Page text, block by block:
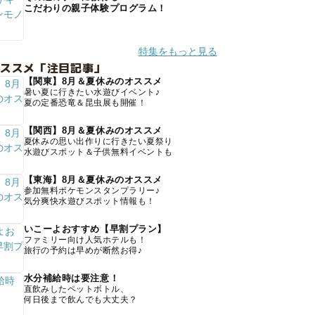
こだわりの親子体験プログラム！
特集をもっと見る
スメ「注目記事」
【関東】8月＆夏休みのオススメ
暑い夏に行きたい水遊びイベント♪
夏の定番恐竜＆昆虫展も開催！
【関西】8月＆夏休みのオススメ
夏休みの思い出作りに行きたい夏祭り
水遊びスポット＆子供無料イベントも
【東海】8月＆夏休みのオススメ
参加無料ポケモンスタンプラリー♪
気分爽快水遊びスポット情報も！
いこーよおすすめ【早割プラン】
ファミリー向け人気ホテルも！
旅行の予約は早めが断然お得♪
水分補給時は要注意！
直飲みしたペットボトル、
何日後まで飲んでも大丈夫？